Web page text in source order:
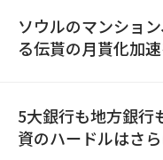
ソウルのマンショ
る伝貰の月貰化加
5大銀行も地方銀
資のハードルはさ